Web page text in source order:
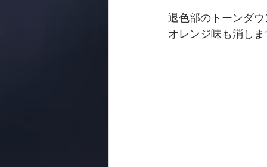
退色部のトーンダウ
オレンジ味も消しま